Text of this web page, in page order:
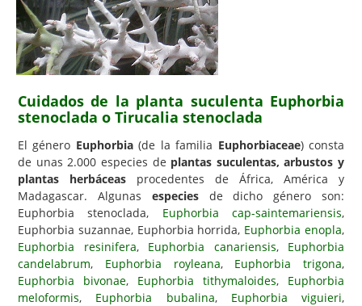
Consejos
Hemisferio Norte
Hemisferio Sur
Enfermedades
Animales
Hongos
Carencias
Fotos
Flores y Plantas
Árboles y Palmeras
Arbustos y Trepadoras
Cuidados de la planta suculenta Euphorbia
stenoclada o Tirucalia stenoclada
El género Euphorbia(de la familia Euphorbiaceae) consta
de unas 2.000 especies de plantas suculentas, arbustos y
plantas herbáceas procedentes de África, América y
Madagascar. Algunas especiesde dicho género son:
Euphorbia stenoclada, Euphorbia cap-saintemariensis,
Euphorbia suzannae, Euphorbia horrida, Euphorbia enopla,
Euphorbia resinifera, Euphorbia canariensis, Euphorbia
candelabrum, Euphorbia royleana, Euphorbia trigona,
Euphorbia bivonae, Euphorbia tithymaloides, Euphorbia
meloformis, Euphorbia bubalina, Euphorbia viguieri,